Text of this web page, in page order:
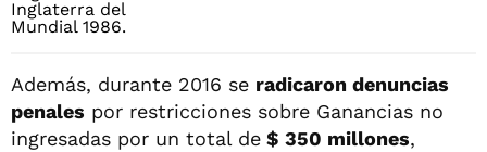
Además, durante 2016 se radicaron denuncias
penales por restricciones sobre Ganancias no
ingresadas por un total de $ 350 millones,